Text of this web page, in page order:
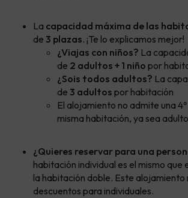
La capacidad máxima de las
de 3 plazas. ¡Te lo explicamos mejor!
¿Viajas con niños? La
de 2 adultos + 1 niño por
¿Sois todos adultos? La
de 3 adultos por habitación
El alojamiento no admite una
misma habitación, ya sea
¿Quieres reservar para una
habitación individual es el mismo que
la habitación doble. Este alojamiento
descuentos para individuales.